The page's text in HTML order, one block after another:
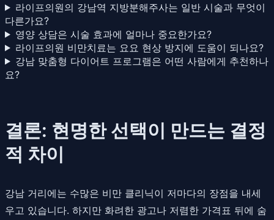
라이프의원의 강남역 지방분해주사는 일반 시술과 무엇이
다른가요?
영양 상담은 시술 효과에 얼마나 중요한가요?
라이프의원 비만치료는 요요 현상 방지에 도움이 되나요?
강남 맞춤형 다이어트 프로그램은 어떤 사람에게 추천하나
요?
결론: 현명한 선택이 만드는 결정
적 차이
강남 거리에는 수많은 비만 클리닉이 저마다의 장점을 내세
우고 있습니다. 하지만 화려한 광고나 저렴한 가격표 뒤에 숨